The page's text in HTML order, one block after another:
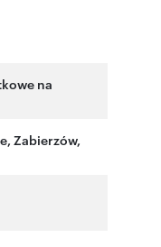
na
, Zabierzów,